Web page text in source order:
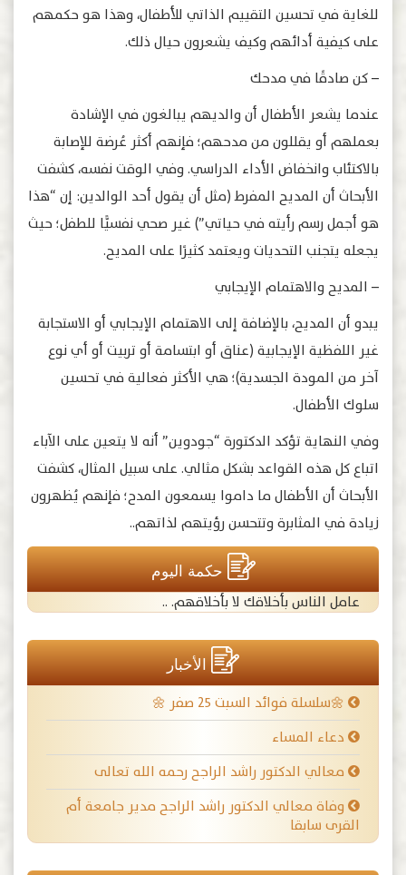
للغاية في تحسين التقييم الذاتي للأطفال، وهذا هو حكمهم
على كيفية أدائهم وكيف يشعرون حيال ذلك.
– كن صادقًا في مدحك
عندما يشعر الأطفال أن والديهم يبالغون في الإشادة
بعملهم أو يقللون من مدحهم؛ فإنهم أكثر عُرضة للإصابة
بالاكتئاب وانخفاض الأداء الدراسي. وفي الوقت نفسه، كشفت
الأبحاث أن المديح المفرط (مثل أن يقول أحد الوالدين: إن “هذا
هو أجمل رسم رأيته في حياتي”) غير صحي نفسيًّا للطفل؛ حيث
يجعله يتجنب التحديات ويعتمد كثيرًا على المديح.
– المديح والاهتمام الإيجابي
يبدو أن المديح، بالإضافة إلى الاهتمام الإيجابي أو الاستجابة
غير اللفظية الإيجابية (عناق أو ابتسامة أو تربيت أو أي نوع
آخر من المودة الجسدية)؛ هي الأكثر فعالية في تحسين
سلوك الأطفال.
وفي النهاية تؤكد الدكتورة “جودوين” أنه لا يتعين على الآباء
اتباع كل هذه القواعد بشكل مثالي. على سبيل المثال، كشفت
الأبحاث أن الأطفال ما داموا يسمعون المدح؛ فإنهم يُظهرون
زيادة في المثابرة وتتحسن رؤيتهم لذاتهم..
حكمة اليوم
عامل الناس بأخلاقك لا بأخلاقهم. ..
الأخبار
🌼سلسلة فوائد السبت ٢٥ صفر 🌼
دعاء المساء
معالي الدكتور راشد الراجح رحمه الله تعالى
وفاة معالي الدكتور راشد الراجح مدير جامعة أم
القرى سابقا